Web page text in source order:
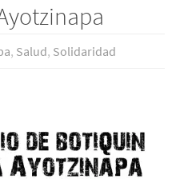
, Salud, Solidaridad